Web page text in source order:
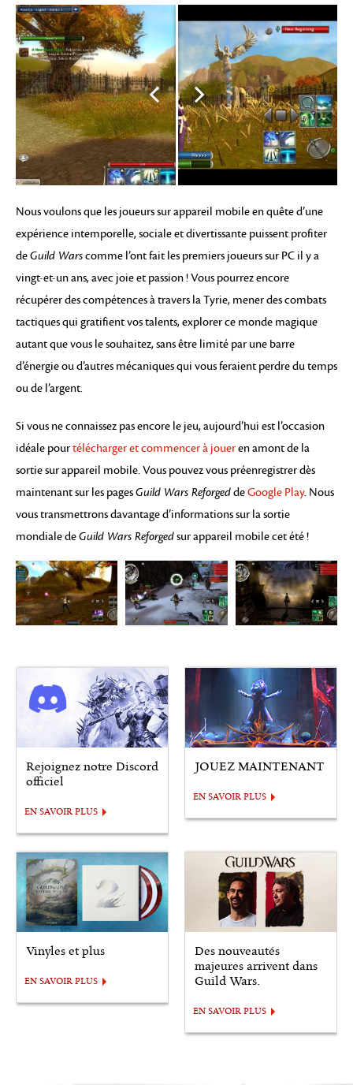
Nous voulons que les joueurs sur appareil mobile en quête d’une
expérience intemporelle, sociale et divertissante puissent profiter
deGuild Warscomme l’ont fait les premiers joueurs sur PC il y a
vingt-et-un ans, avec joie et passion ! Vous pourrez encore
récupérer des compétences à travers la Tyrie, mener des combats
tactiques qui gratifient vos talents, explorer ce monde magique
autant que vous le souhaitez, sans être limité par une barre
d’énergie ou d’autres mécaniques qui vous feraient perdre du temps
ou de l’argent.
Si vous ne connaissez pas encore le jeu, aujourd’hui est l’occasion
idéale pourtélécharger et commencer à joueren amont de la
sortie sur appareil mobile. Vous pouvez vous préenregistrer dès
maintenant sur les pagesGuild Wars ReforgeddeGoogle Play. Nous
vous transmettrons davantage d’informations sur la sortie
mondiale deGuild Wars Reforgedsur appareil mobile cet été !
Rejoignez notre Discord
officiel
EN SAVOIR PLUS
JOUEZ MAINTENANT
EN SAVOIR PLUS
Vinyles et plus
EN SAVOIR PLUS
Des nouveautés
majeures arrivent dans
Guild Wars.
EN SAVOIR PLUS